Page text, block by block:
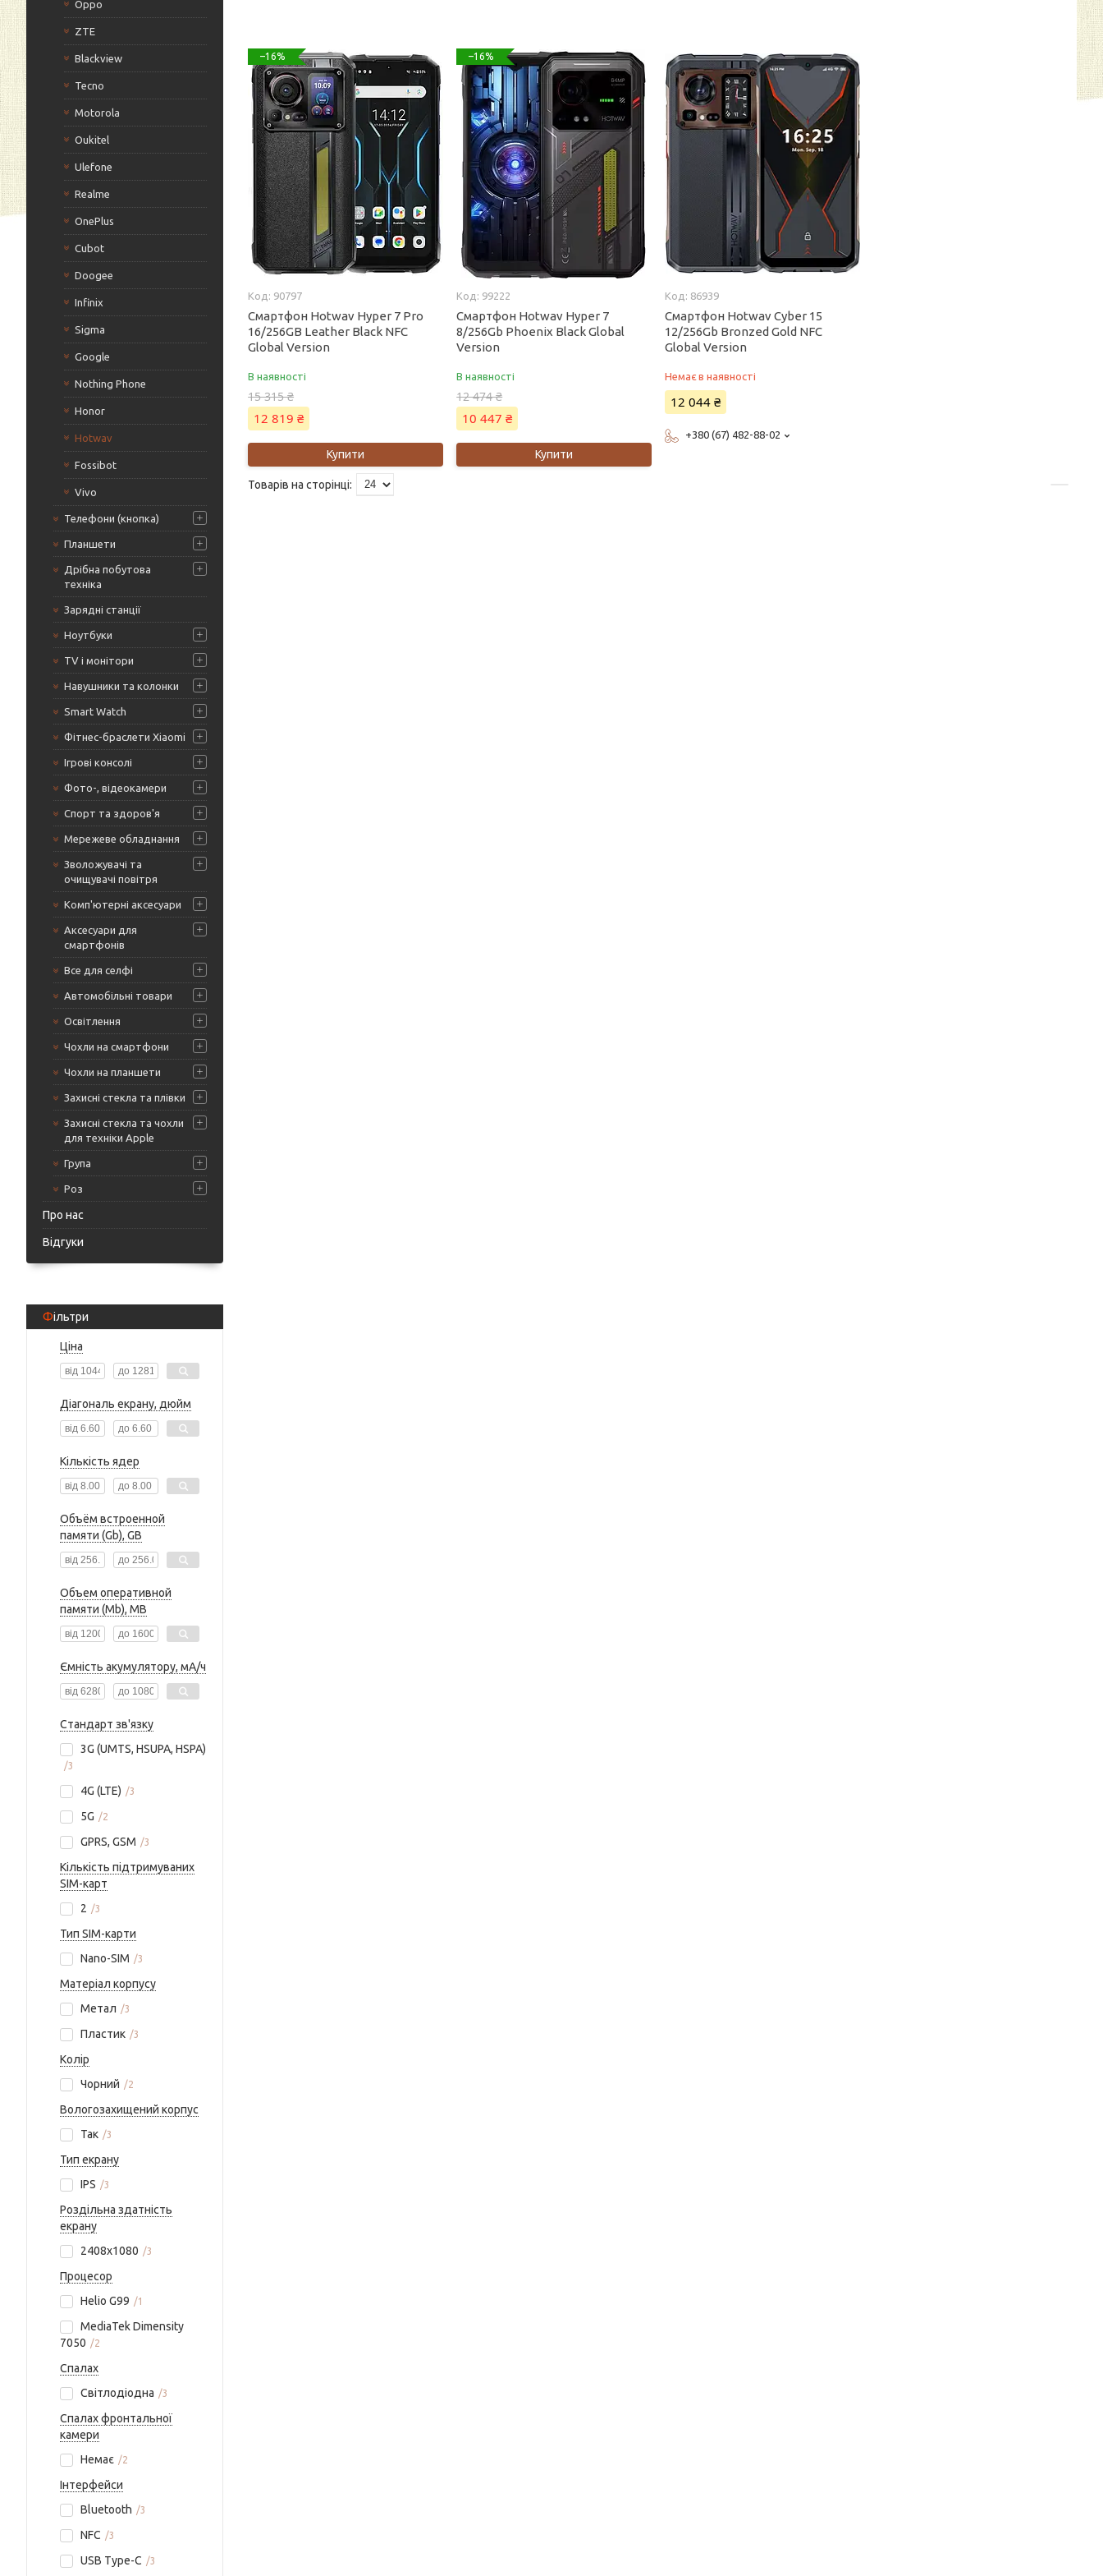
Oppo
ZTE
Blackview
Tecno
Motorola
Oukitel
Ulefone
Realme
OnePlus
Cubot
Doogee
Infinix
Sigma
Google
Nothing Phone
Honor
Hotwav
Fossibot
Vivo
Телефони (кнопка)
Планшети
Дрібна побутова
техніка
Зарядні станції
Ноутбуки
TV і монітори
Навушники та колонки
Smart Watch
Фітнес-браслети Xiaomi
Ігрові консолі
Фото-, відеокамери
Спорт та здоров'я
Мережеве обладнання
Зволожувачі та
очищувачі повітря
Комп'ютерні аксесуари
Аксесуари для
смартфонів
Все для селфі
Автомобільні товари
Освітлення
Чохли на смартфони
Чохли на планшети
Захисні стекла та плівки
Захисні стекла та чохли
для техніки Apple
Група
Роз
Про нас
Відгуки
Фільтри
Ціна
Діагональ екрану, дюйм
Кількість ядер
Объём встроенной
памяти (Gb), GB
Объем оперативной
памяти (Mb), MB
Ємність акумулятору, мА/ч
Стандарт зв'язку
3G (UMTS, HSUPA, HSPA)
3
4G (LTE) 3
5G 2
GPRS, GSM 3
Кількість підтримуваних
SIM-карт
2
3
Тип SIM-карти
Nano-SIM
3
Матеріал корпусу
Метал
3
Пластик 3
Колір
Чорний
2
Вологозахищений корпус
Так
3
Тип екрану
IPS
3
Роздільна здатність
екрану
2408х1080
3
Процесор
Helio G99
1
MediaTek Dimensity
7050
2
Спалах
Світлодіодна
3
Спалах фронтальної
камери
Немає
2
Інтерфейси
Bluetooth
3
NFC 3
USB Type-C 3
–16%
90797
Смартфон Hotwav Hyper 7 Pro
16/256GB Leather Black NFC
Global Version
В наявності
15 315 ₴
12 819 ₴
Купити
–16%
99222
Смартфон Hotwav Hyper 7
8/256Gb Phoenix Black Global
Version
В наявності
12 474 ₴
10 447 ₴
Купити
86939
Смартфон Hotwav Cyber 15
12/256Gb Bronzed Gold NFC
Global Version
Немає в наявності
12 044 ₴
+380 (67) 482-88-02